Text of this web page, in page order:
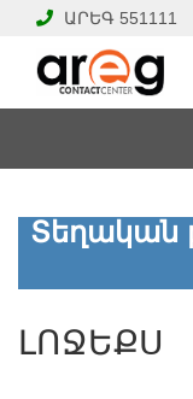
ԱՐԵԳ 551111
ԼՈՋԵՔՍ
Է
Աշխատանքային
Տեղական
ԼՈՋԵՔՍ